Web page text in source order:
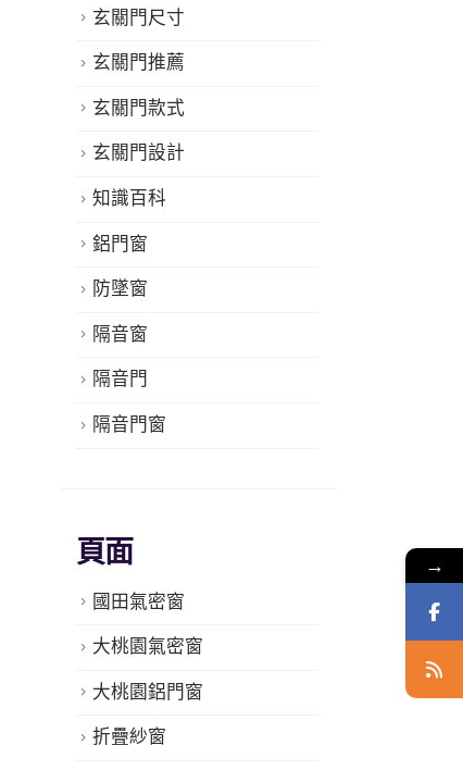
玄關門尺寸
玄關門推薦
玄關門款式
玄關門設計
知識百科
鋁門窗
防墜窗
隔音窗
隔音門
隔音門窗
頁面
國田氣密窗
大桃園氣密窗
大桃園鋁門窗
折疊紗窗
→